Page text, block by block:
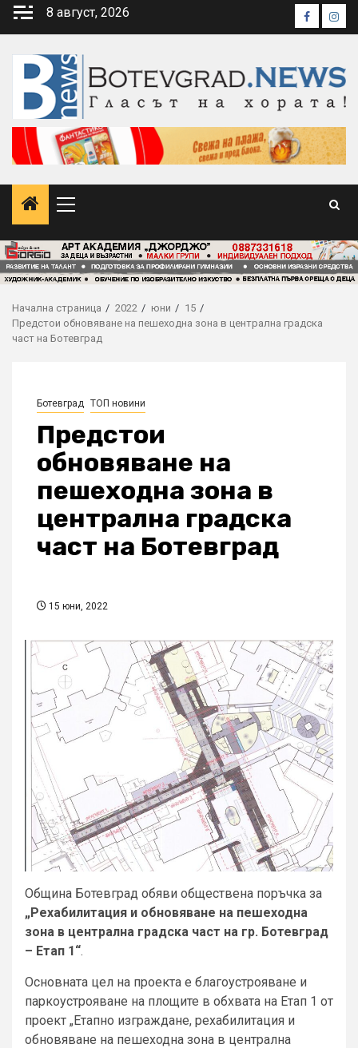
Skip
8 август, 2026 Facebook
Primary
Начална страница 2022 юни
15
Предстои обновяване на пешеходна зона в централна градска
част на Ботевград
Ботевград ТОП новини
Предстои
обновяване на
пешеходна зона в
централна градска
част на Ботевград
15 юни, 2022
Община Ботевград обяви обществена поръчка за
„Рехабилитация и обновяване на пешеходна
зона в централна градска част на гр. Ботевград
– Етап 1“.
Основната цел на проекта е благоустрояване и
паркоустрояване на площите в обхвата на Етап 1 от
проект „Етапно изграждане, рехабилитация и
обновяване на пешеходна зона в централна